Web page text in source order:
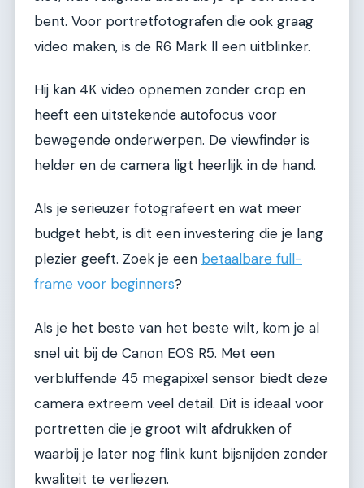
bent. Voor portretfotografen die ook graag
video maken, is de R6 Mark II een uitblinker.
Hij kan 4K video opnemen zonder crop en
heeft een uitstekende autofocus voor
bewegende onderwerpen. De viewfinder is
helder en de camera ligt heerlijk in de hand.
Als je serieuzer fotografeert en wat meer
budget hebt, is dit een investering die je lang
plezier geeft. Zoek je een betaalbare full-
frame voor beginners?
Als je het beste van het beste wilt, kom je al
snel uit bij de Canon EOS R5. Met een
verbluffende 45 megapixel sensor biedt deze
camera extreem veel detail. Dit is ideaal voor
portretten die je groot wilt afdrukken of
waarbij je later nog flink kunt bijsnijden zonder
kwaliteit te verliezen.